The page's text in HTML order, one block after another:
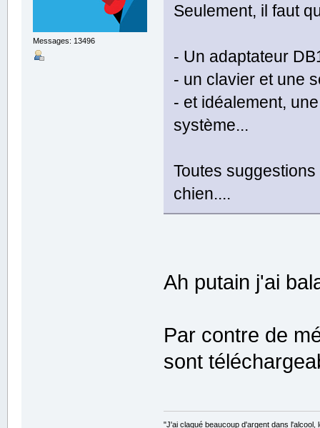
Messages: 13496
Seulement, il faut
- Un adaptateur
- un clavier et une
- et idéalement,
système...
Toutes
chien....
Ah putain j'ai
Par contre de
sont
"J'ai claqué beaucoup d'argent dans